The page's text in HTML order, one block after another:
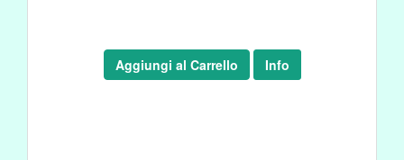
Aggiungi al Carrello Info